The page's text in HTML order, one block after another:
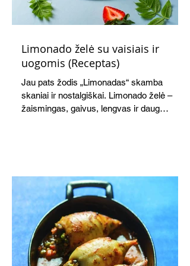
Limonado želė su vaisiais ir
uogomis (Receptas)
Jau pats žodis „Limonadas“ skamba
skaniai ir nostalgiškai. Limonado želė –
žaismingas, gaivus, lengvas ir daug